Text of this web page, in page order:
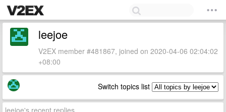
leejoe
V2EX member #481867, joined on 2020-04-06 02:04:02
+08:00
Switch topics list
leejoe's recent replies